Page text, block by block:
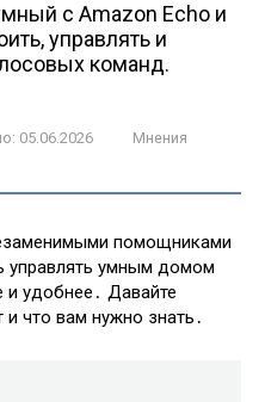
с Amazon Echo и
управлять и
команд.
05.06.2026
Мнения
помощниками
управлять умным домом
удобнее․ Давайте
и что вам нужно знать․